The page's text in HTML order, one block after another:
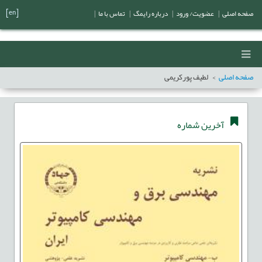
صفحه اصلی لطیف پورکریمی
آخرین شماره
صفحه اصلی عضویت/ ورود درباره رایمگ تماس با ما